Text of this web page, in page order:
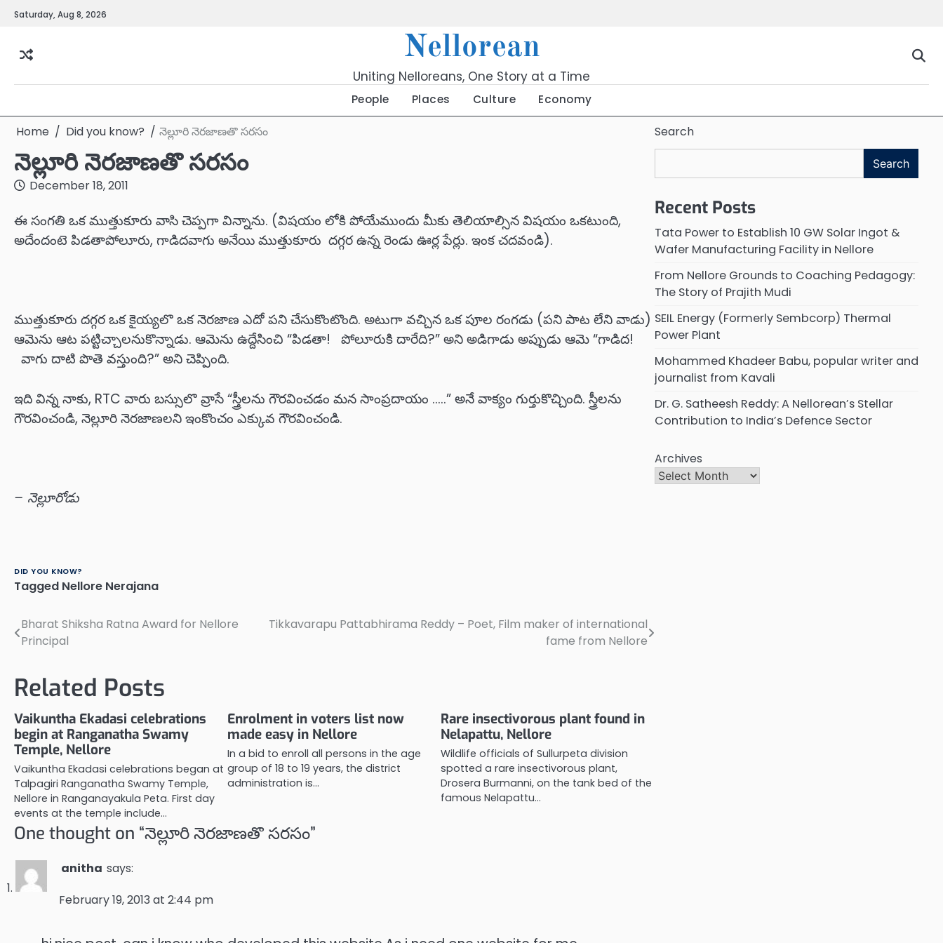
SkipSaturday, Aug 8, 2026
Nellorean
Uniting Nelloreans, One Story at a Time
People Places Culture Economy
Home Did you know? నెల్లూరి నెరజాణతొ సరసం
నెల్లూరి నెరజాణతొ సరసం
December 18, 2011
ఈ సంగతి ఒక ముత్తుకూరు వాసి చెప్పగా విన్నాను. (విషయం లోకి పోయేముందు మీకు తెలియాల్సిన విషయం ఒకటుంది,
అదేందంటె పిడతాపోలూరు, గాడిదవాగు అనేయి ముత్తుకూరు దగ్గర ఉన్న రెండు ఊర్ల పేర్లు. ఇంక చదవండి).
ముత్తుకూరు దగ్గర ఒక కైయ్యలొ ఒక నెరజాణ ఎదో పని చేసుకొంటొంది. అటుగా వచ్చిన ఒక పూల రంగడు (పని పాట లేని వాడు)
ఆమెను ఆట పట్టిచ్చాలనుకొన్నాడు. ఆమెను ఉద్దేసించి “పిడతా! పోలూరుకి దారేది?” అని అడిగాడు అప్పుడు ఆమె “గాడిద!
వాగు దాటి పొతె వస్తుంది?” అని చెప్పింది.
ఇది విన్న నాకు, RTC వారు బస్సులొ వ్రాసే “స్త్రీలను గౌరవించడం మన సాంప్రదాయం …..” అనే వాక్యం గుర్తుకొచ్చింది. స్త్రీలను
గౌరవించండి, నెల్లూరి నెరజాణలని ఇంకొంచం ఎక్కువ గౌరవించండి.
– నెల్లూరోడు
DID YOU KNOW?
Tagged Nellore Nerajana
Post
navigation
Bharat Shiksha Ratna Award for Nellore
Principal
Tikkavarapu Pattabhirama Reddy – Poet, Film maker of international
fame from Nellore
Related Posts
Vaikuntha Ekadasi celebrations
begin at Ranganatha Swamy
Temple, Nellore
Vaikuntha Ekadasi celebrations began at
Talpagiri Ranganatha Swamy Temple,
Nellore in Ranganayakula Peta. First day
events at the temple include…
Enrolment in voters list now
made easy in Nellore
In a bid to enroll all persons in the age
group of 18 to 19 years, the district
administration is…
Rare insectivorous plant found in
Nelapattu, Nellore
Wildlife officials of Sullurpeta division
spotted a rare insectivorous plant,
Drosera Burmanni, on the tank bed of the
famous Nelapattu…
One thought on “నెల్లూరి నెరజాణతొ సరసం”
anitha says:
February 19, 2013 at 2:44 pm
Search
Search
Recent Posts
Tata Power to Establish 10 GW Solar Ingot &
Wafer Manufacturing Facility in Nellore
From Nellore Grounds to Coaching Pedagogy:
The Story of Prajith Mudi
SEIL Energy (Formerly Sembcorp) Thermal
Power Plant
Mohammed Khadeer Babu, popular writer and
journalist from Kavali
Dr. G. Satheesh Reddy: A Nellorean’s Stellar
Contribution to India’s Defence Sector
Archives